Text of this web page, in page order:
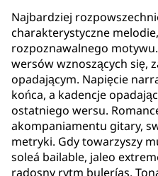
Najbardziej
charakterystyczne
rozpoznawalnego
wersów wznoszących się,
opadającym. Napięcie
końca, a kadencje
ostatniego wersu.
akompaniamentu gitary,
metryki. Gdy towarzyszy
soleá bailable, jaleo
radosny rytm bulerías.